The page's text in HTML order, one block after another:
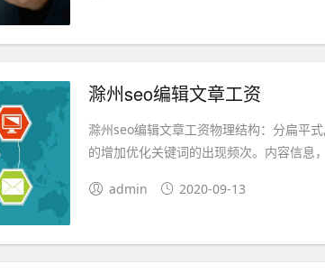
滁州seo编辑文章工资
滁州seo编辑文章工资物理结构：分扁平
的增加优化关键词的出现频次。内容信息
admin 2020-09-13